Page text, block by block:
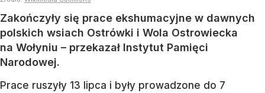
Zakończyły się prace ekshumacyjne w dawnych
polskich wsiach Ostrówki i Wola Ostrowiecka
na Wołyniu – przekazał Instytut Pamięci
Narodowej.
Prace ruszyły 13 lipca i były prowadzone do 7